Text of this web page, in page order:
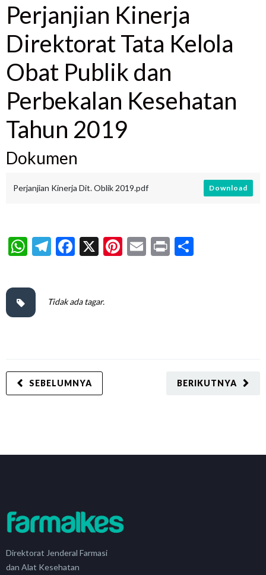
Perjanjian Kinerja
Direktorat Tata Kelola
Obat Publik dan
Perbekalan Kesehatan
Tahun 2019
Dokumen
Perjanjian Kinerja Dit. Oblik 2019.pdf Download
WhatsApp
Telegram
Facebook
X Pinterest
Email
Print
Tidak ada tagar.
BERIKUTNYA
SEBELUMNYA
Direktorat Jenderal Farmasi
dan Alat Kesehatan